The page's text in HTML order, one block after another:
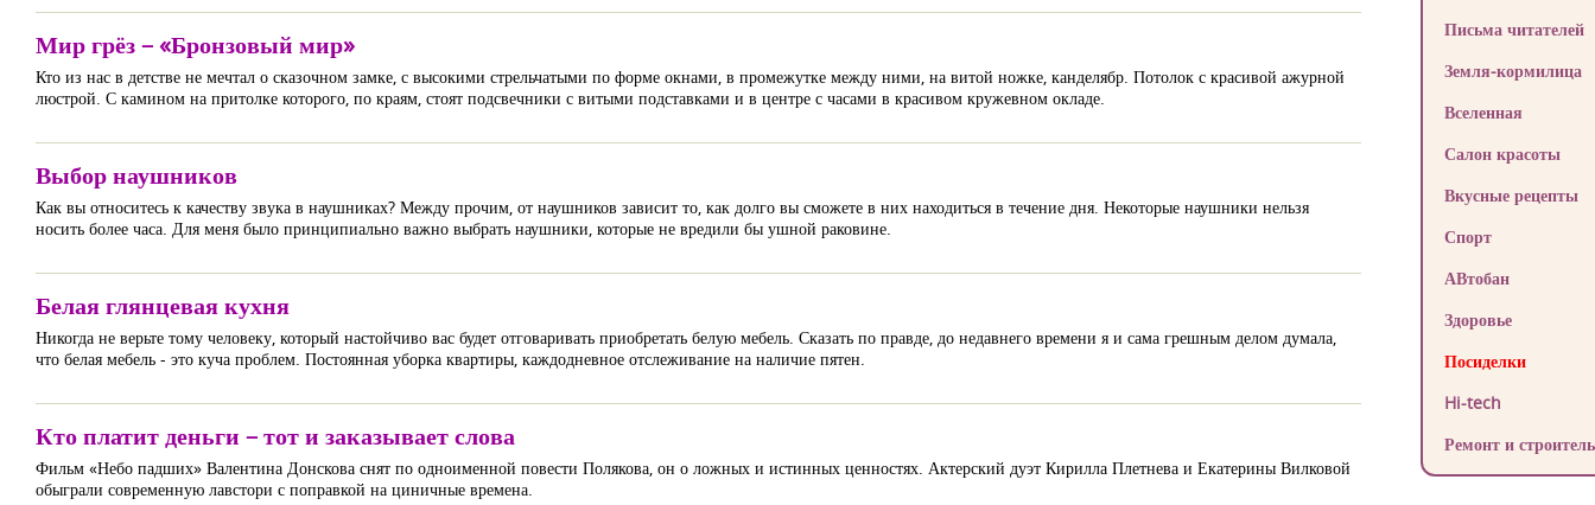
Мир грёз – «Бронзовый мир»
Кто из нас в детстве не мечтал о сказочном замке, с высокими стрельчатыми по форме окнами, в промежутке между ними, на витой ножке, канделябр. Потолок с красивой ажурной
люстрой. С камином на притолке которого, по краям, стоят подсвечники с витыми подставками и в центре с часами в красивом кружевном окладе.
Выбор наушников
Как вы относитесь к качеству звука в наушниках? Между прочим, от наушников зависит то, как долго вы сможете в них находиться в течение дня. Некоторые наушники нельзя
носить более часа. Для меня было принципиально важно выбрать наушники, которые не вредили бы ушной раковине.
Белая глянцевая кухня
Никогда не верьте тому человеку, который настойчиво вас будет отговаривать приобретать белую мебель. Сказать по правде, до недавнего времени я и сама грешным делом думала,
что белая мебель - это куча проблем. Постоянная уборка квартиры, каждодневное отслеживание на наличие пятен.
Кто платит деньги – тот и заказывает слова
Фильм «Небо падших» Валентина Донскова снят по одноименной повести Полякова, он о ложных и истинных ценностях. Актерский дуэт Кирилла Плетнева и Екатерины Вилковой
обыграли современную лавстори с поправкой на циничные времена.
Письма читателей
Земля-кормилица
Вселенная
Салон красоты
Вкусные рецепты
Спорт
АВтобан
Здоровье
Посиделки
Hi-tech
Ремонт и